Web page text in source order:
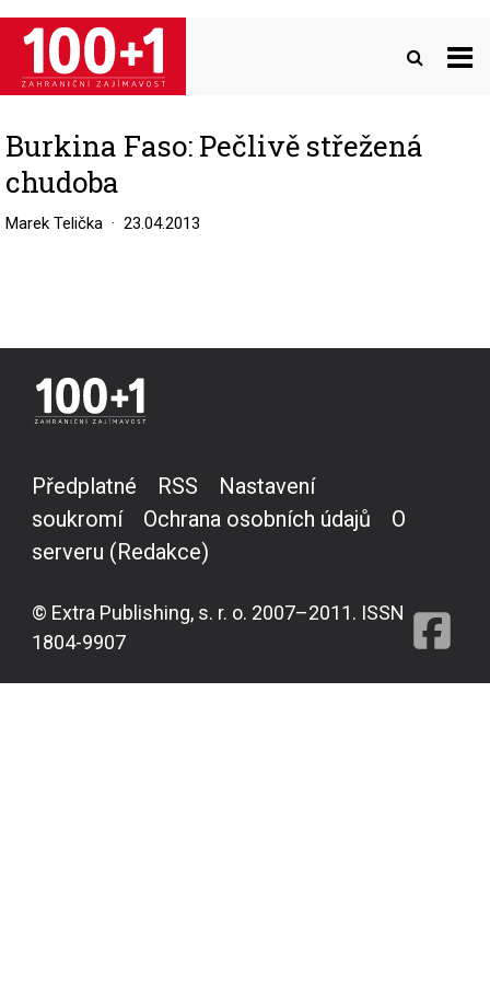
Přejít
hlavnímu
obsahu
Burkina Faso: Pečlivě střežená
chudoba
Marek Telička 23.04.2013
Předplatné RSS
Nastavení
soukromí
Ochrana osobních údajů
O
serveru (Redakce)
© Extra Publishing, s. r. o. 2007–2011. ISSN
1804-9907